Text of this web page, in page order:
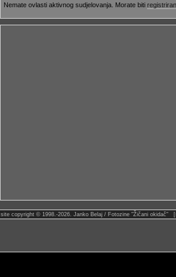
Nemate ovlasti aktivnog sudjelovanja. Morate biti
site copyright © 1998.-2026. Janko Belaj / Fotozine "Žičani okidač"